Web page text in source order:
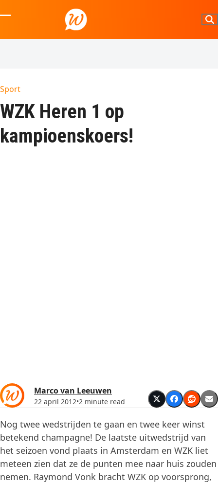
to
mobile
mobile
Sport
WZK Heren 1 op
kampioenskoers!
Marco van Leeuwen
22 april 2012•2 minute read
Nog twee wedstrijden te gaan en twee keer winst
betekend champagne! De laatste uitwedstrijd van
het seizoen vond plaats in Amsterdam en WZK liet
meteen zien dat ze de punten mee naar huis zouden
nemen. Raymond Vonk bracht WZK op voorsprong,